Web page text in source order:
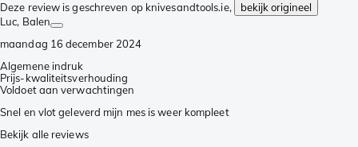
Deze review is geschreven op knivesandtools.ie,
bekijk origineel
Luc, Balen
maandag 16 december 2024
Algemene indruk
Prijs-kwaliteitsverhouding
Voldoet aan verwachtingen
Snel en vlot geleverd mijn mes is weer kompleet
Bekijk alle reviews